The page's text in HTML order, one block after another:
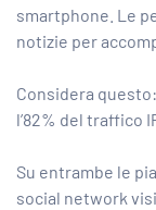
smartphone. Le
notizie per
Considera questo:
l’82% del traffico
Su entrambe le
social network